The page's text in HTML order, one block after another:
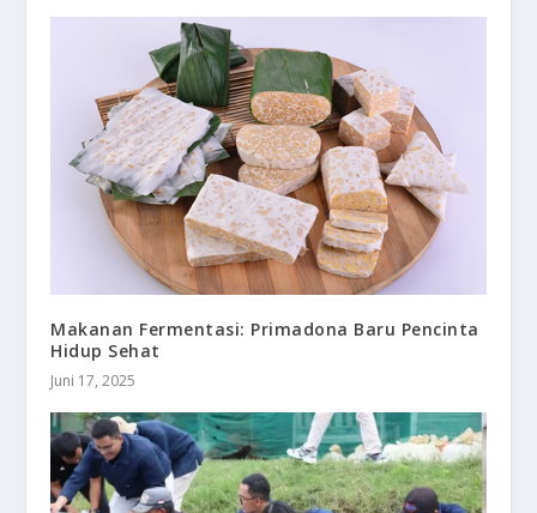
Makanan Fermentasi: Primadona Baru Pencinta
Hidup Sehat
Juni 17, 2025